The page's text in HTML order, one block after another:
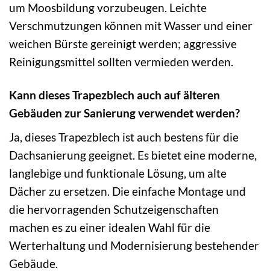
um Moosbildung vorzubeugen. Leichte
Verschmutzungen können mit Wasser und einer
weichen Bürste gereinigt werden; aggressive
Reinigungsmittel sollten vermieden werden.
Kann dieses Trapezblech auch auf älteren
Gebäuden zur Sanierung verwendet werden?
Ja, dieses Trapezblech ist auch bestens für die
Dachsanierung geeignet. Es bietet eine moderne,
langlebige und funktionale Lösung, um alte
Dächer zu ersetzen. Die einfache Montage und
die hervorragenden Schutzeigenschaften
machen es zu einer idealen Wahl für die
Werterhaltung und Modernisierung bestehender
Gebäude.